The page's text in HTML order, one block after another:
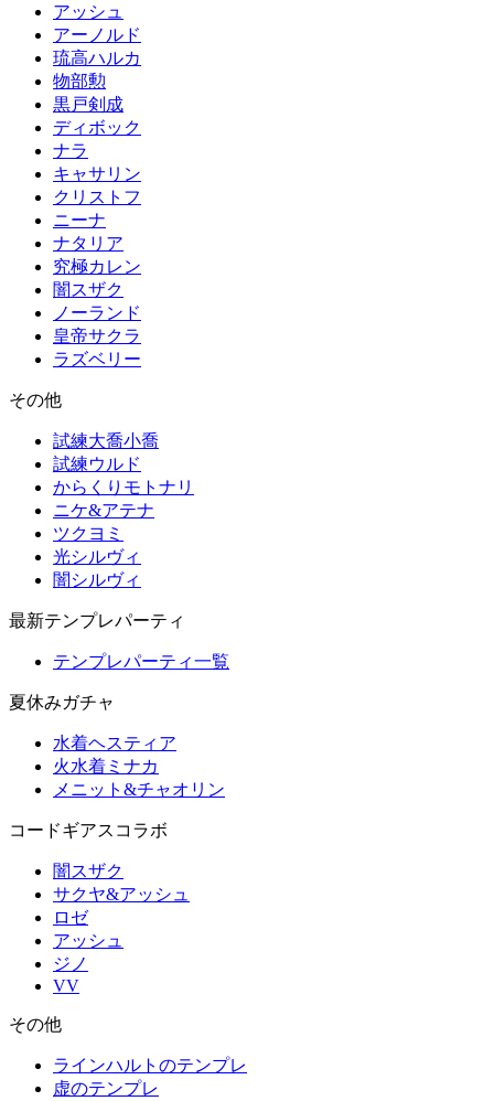
アッシュ
アーノルド
琉高ハルカ
物部勲
黒戸剣成
ディボック
ナラ
キャサリン
クリストフ
ニーナ
ナタリア
究極カレン
闇スザク
ノーランド
皇帝サクラ
ラズベリー
その他
試練大喬小喬
試練ウルド
からくりモトナリ
ニケ&アテナ
ツクヨミ
光シルヴィ
闇シルヴィ
最新テンプレパーティ
テンプレパーティ一覧
夏休みガチャ
水着ヘスティア
火水着ミナカ
メニット&チャオリン
コードギアスコラボ
闇スザク
サクヤ&アッシュ
ロゼ
アッシュ
ジノ
VV
その他
ラインハルトのテンプレ
虚のテンプレ